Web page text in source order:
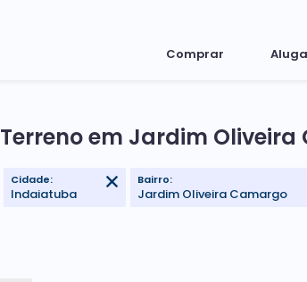
Comprar
Terreno em Jardim
Cidade:
Indaiatuba
Bairro:
Jardim Oliveira Camargo